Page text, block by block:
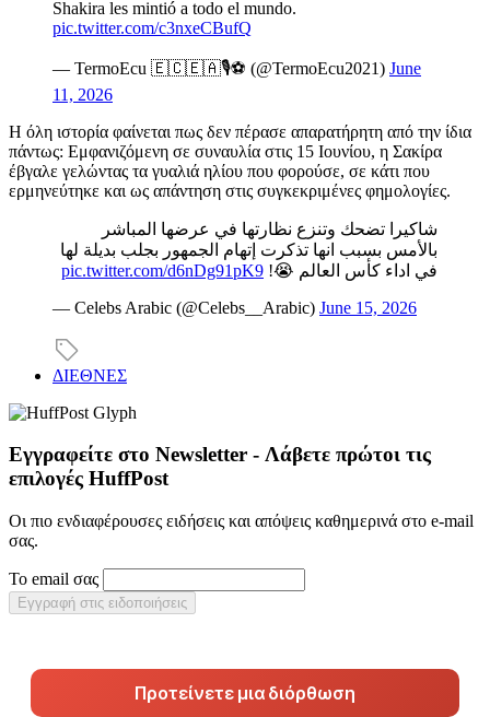
Shakira les mintió a todo el mundo.
pic.twitter.com/c3nxeCBufQ
— TermoEcu 🇪🇨🇪🇦🎙⚽️ (@TermoEcu2021) June
11, 2026
Η όλη ιστορία φαίνεται πως δεν πέρασε απαρατήρητη από την ίδια
πάντως: Εμφανιζόμενη σε συναυλία στις 15 Ιουνίου, η Σακίρα
έβγαλε γελώντας τα γυαλιά ηλίου που φορούσε, σε κάτι που
ερμηνεύτηκε και ως απάντηση στις συγκεκριμένες φημολογίες.
شاكيرا تضحك وتنزع نظارتها في عرضها المباشر
بالأمس بسبب انها تذكرت إتهام الجمهور بجلب بديلة لها
في اداء كأس العالم 😭! pic.twitter.com/d6nDg91pK9
— Celebs Arabic (@Celebs__Arabic) June 15, 2026
ΔΙΕΘΝΕΣ
Εγγραφείτε στο Newsletter - Λάβετε πρώτοι τις
επιλογές HuffPost
Οι πιο ενδιαφέρουσες ειδήσεις και απόψεις καθημερινά στο e-mail
σας.
Το email σας
Εγγραφή στις ειδοποιήσεις
Προτείνετε μια διόρθωση